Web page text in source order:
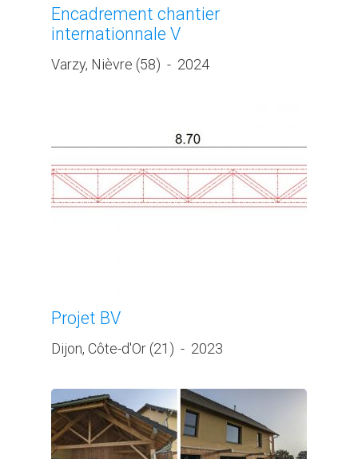
Encadrement chantier
internationnale V
Varzy, Nièvre (58) - 2024
Projet BV
Dijon, Côte-d'Or (21) - 2023